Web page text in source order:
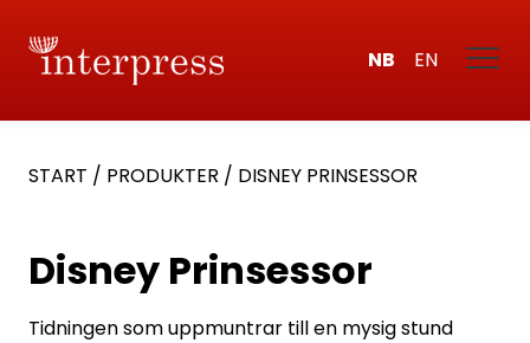
NB EN
START / PRODUKTER / DISNEY PRINSESSOR
Disney Prinsessor
Tidningen som uppmuntrar till en mysig stund